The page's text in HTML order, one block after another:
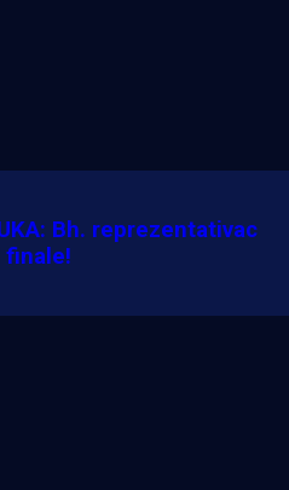
Bh. reprezentativac
finale!